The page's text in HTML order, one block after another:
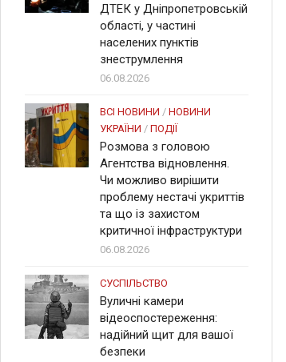
ДТЕК у Дніпропетровській
області, у частині
населених пунктів
знеструмлення
06.08.2026
ВСІ НОВИНИ / НОВИНИ
УКРАЇНИ / ПОДІЇ
Розмова з головою
Агентства відновлення.
Чи можливо вирішити
проблему нестачі укриттів
та що із захистом
критичної інфраструктури
06.08.2026
СУСПІЛЬСТВО
Вуличні камери
відеоспостереження:
надійний щит для вашої
безпеки